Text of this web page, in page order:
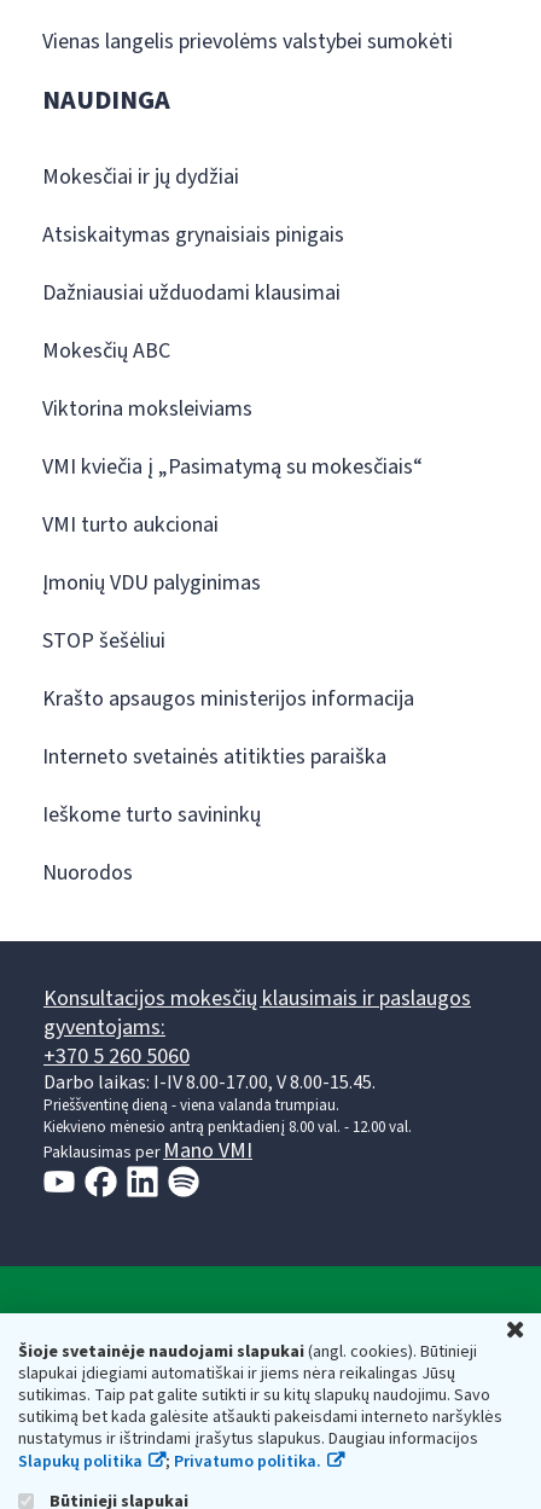
Šioje svetainėje naudojami slapukai(angl. cookies). Būtinieji
slapukai įdiegiami automatiškai ir jiems nėra reikalingas Jūsų
sutikimas. Taip pat galite sutikti ir su kitų slapukų naudojimu. Savo
sutikimą bet kada galėsite atšaukti pakeisdami interneto naršyklės
nustatymus ir ištrindami įrašytus slapukus. Daugiau informacijos
Slapukų politika
; Privatumo politika.
Būtinieji slapukai
Vienas langelis prievolėms valstybei sumokėti
NAUDINGA
Mokesčiai ir jų dydžiai
Atsiskaitymas grynaisiais pinigais
Dažniausiai užduodami klausimai
Mokesčių ABC
Viktorina moksleiviams
VMI kviečia į „Pasimatymą su mokesčiais“
VMI turto aukcionai
Įmonių VDU palyginimas
STOP šešėliui
Krašto apsaugos ministerijos informacija
Interneto svetainės atitikties paraiška
Ieškome turto savininkų
Nuorodos
Konsultacijos mokesčių klausimais ir paslaugos
gyventojams:
+370 5 260 5060
Darbo laikas: I-IV 8.00-17.00, V 8.00-15.45.
Prieššventinę dieną - viena valanda trumpiau.
Kiekvieno mėnesio antrą penktadienį 8.00 val. - 12.00 val.
Paklausimas per Mano VMI
Respublikos finansų ministerijos
Biudžetinė įstaiga. Juridinio asmens kodas — 188659752,
adresas: Vasario 16-osios g. 14, 01107 Vilnius, Lietuva, el.paštas:
vmi@vmi.lt, E. pristatymo dėžutės adresas 188659752
Duomenys apie Valstybinę mokesčių inspekciją prie Lietuvos
Respublikos finansų ministerijos kaupiami ir saugomi Juridinių